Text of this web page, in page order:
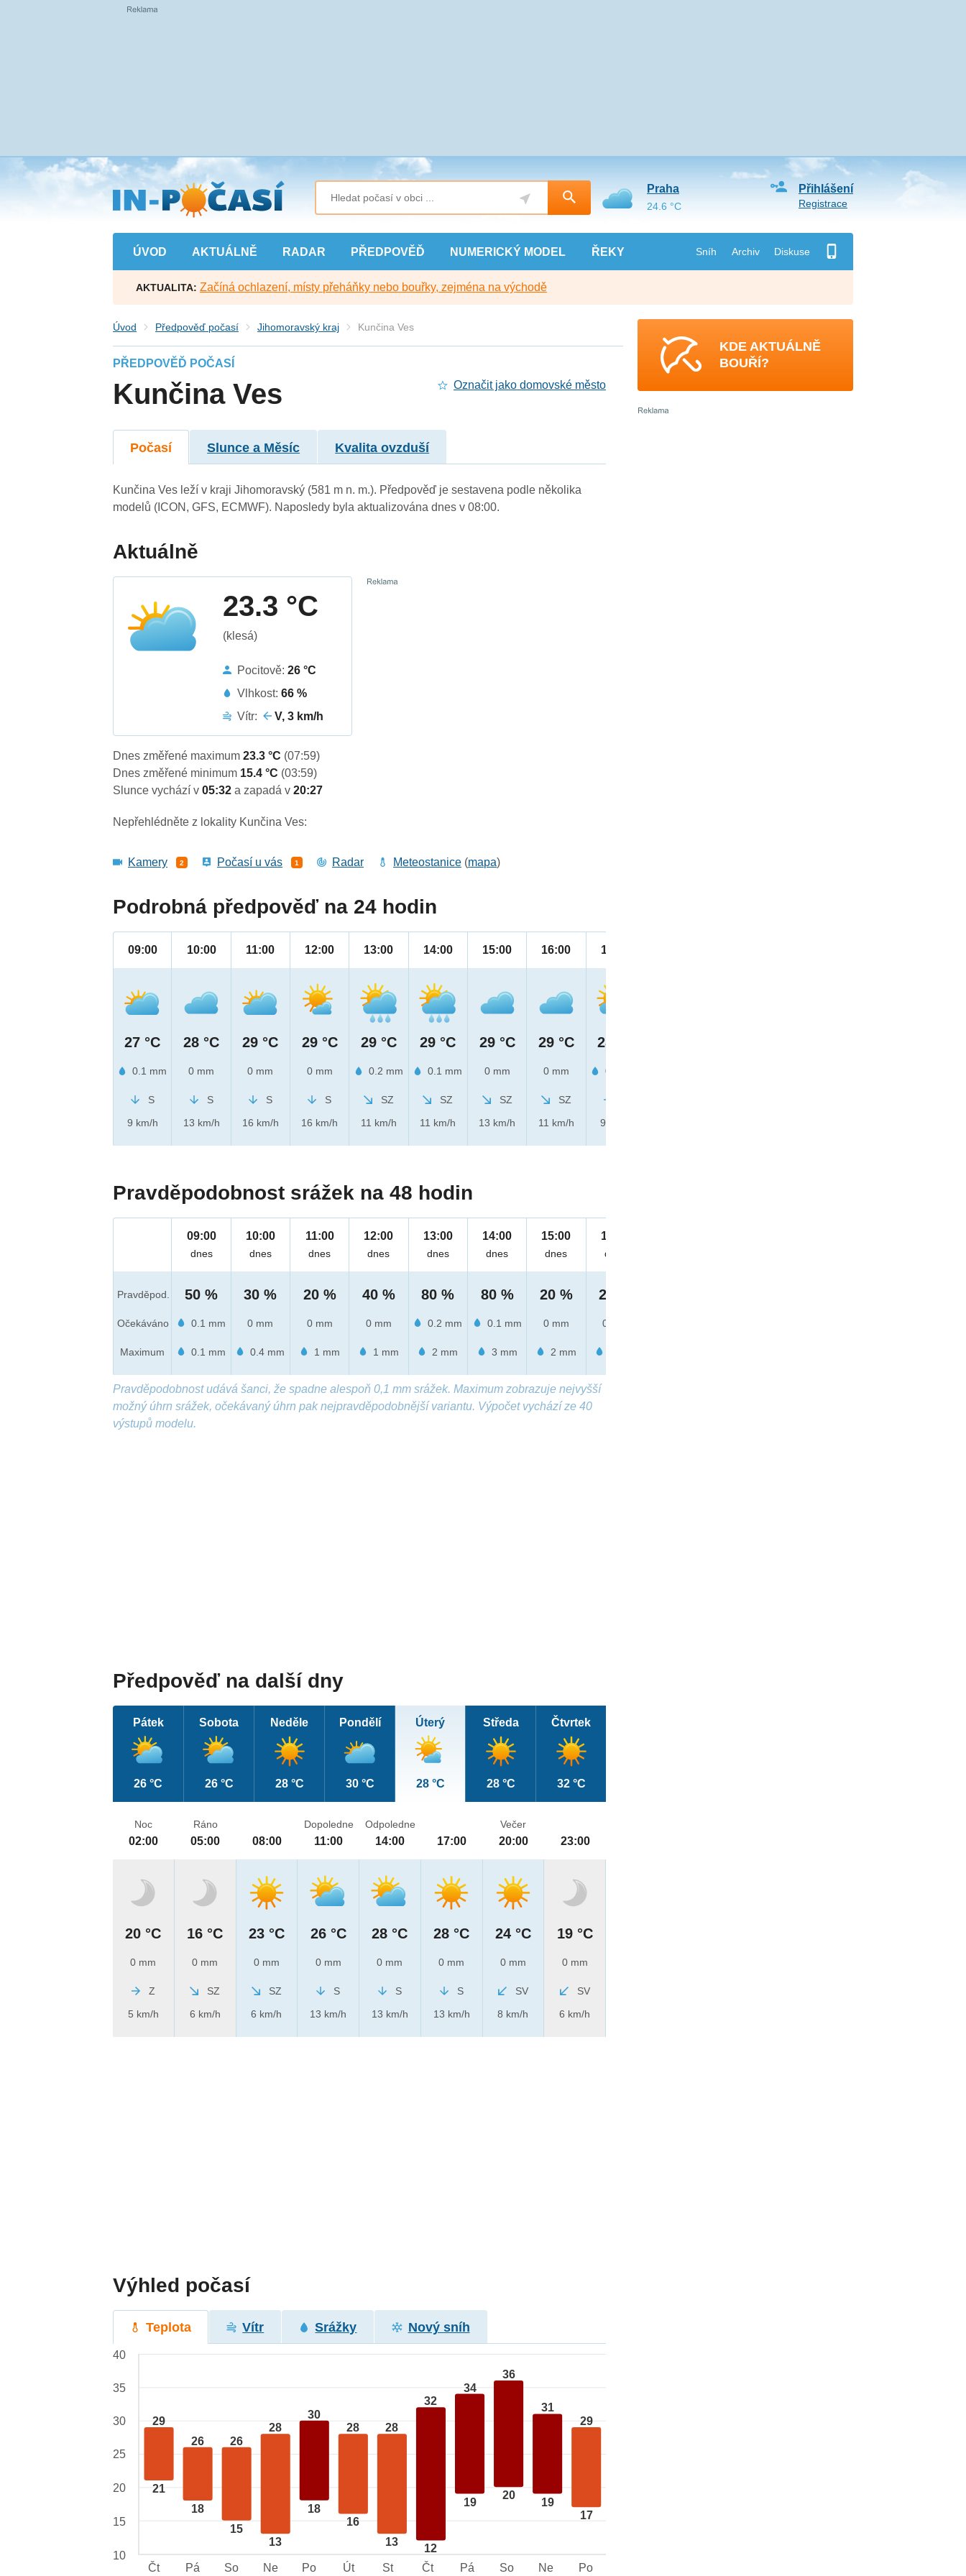
Přejít
na
hlavní
obsah
ÚVOD AKTUÁLNĚ RADAR PŘEDPOVĚĎ NUMERICKÝ MODEL ŘEKY Sníh Archiv Diskuse
Přihlášení
Registrace
Praha
24.6 °C
AKTUALITA: Začíná ochlazení, místy přeháňky nebo bouřky, zejména na východě
Úvod Předpověď počasí Jihomoravský kraj Kunčina Ves
PŘEDPOVĚĎ POČASÍ
Kunčina Ves Označit jako domovské město
Počasí Slunce a Měsíc Kvalita ovzduší
Kunčina Ves leží v kraji Jihomoravský (581 m n. m.). Předpověď je sestavena podle několika
modelů (ICON, GFS, ECMWF). Naposledy byla aktualizována dnes v 08:00.
Aktuálně
23.3 °C
(klesá)
Pocitově:26 °C
Vlhkost:66 %
Vítr:
V, 3 km/h
Dnes změřené maximum23.3 °C (07:59)
Dnes změřené minimum 15.4 °C (03:59)
Slunce vychází v05:32a zapadá v20:27
Nepřehlédněte z lokality Kunčina Ves:
Kamery 2 Počasí u vás 1 Radar Meteostanice (mapa)
Podrobná předpověď na 24 hodin
09:00
27 °C
0.1 mm
S
9 km/h
10:00
28 °C
0 mm
S
13 km/h
11:00
29 °C
0 mm
S
16 km/h
12:00
29 °C
0 mm
S
16 km/h
13:00
29 °C
0.2 mm
SZ
11 km/h
14:00
29 °C
0.1 mm
SZ
11 km/h
15:00
29 °C
0 mm
SZ
13 km/h
16:00
29 °C
0 mm
SZ
11 km/h
17:00
28 °C
0.1 mm
9 km/h
Pravděpodobnost srážek na 48 hodin
Pravděpod.
Očekáváno
Maximum
09:00
dnes
50 %
0.1 mm
0.1 mm
10:00
dnes
30 %
0 mm
0.4 mm
11:00
dnes
20 %
0 mm
1 mm
12:00
dnes
40 %
0 mm
1 mm
13:00
dnes
80 %
0.2 mm
2 mm
14:00
dnes
80 %
0.1 mm
3 mm
15:00
dnes
20 %
0 mm
2 mm
16:00
dnes
20 %
0 mm
Pravděpodobnost udává šanci, že spadne alespoň 0,1 mm srážek. Maximum zobrazuje nejvyšší
možný úhrn srážek, očekávaný úhrn pak nejpravděpodobnější variantu. Výpočet vychází ze 40
výstupů modelu.
Předpověď na další dny
Pátek
26 °C
Sobota
26 °C
Neděle
28 °C
Pondělí
30 °C
Úterý
28 °C
Středa
28 °C
Čtvrtek
32 °C
Noc
02:00
20 °C
0 mm
Z
5 km/h
Ráno
05:00
16 °C
0 mm
SZ
6 km/h
08:00
23 °C
0 mm
SZ
6 km/h
Dopoledne
11:00
26 °C
0 mm
S
13 km/h
Odpoledne
14:00
28 °C
0 mm
S
13 km/h
17:00
28 °C
0 mm
S
13 km/h
Večer
20:00
24 °C
0 mm
SV
8 km/h
23:00
19 °C
0 mm
SV
6 km/h
Výhled počasí
Teplota Vítr Srážky Nový sníh
29
21
26
18
26
15
28
13
30
18
28
16
28
13
32
12
34
19
36
20
31
19
29
17
40
35
30
25
20
15
10
Čt
Pá So Ne Po Út St Čt Pá So Ne Po
KDE AKTUÁLNĚ
BOUŘÍ?